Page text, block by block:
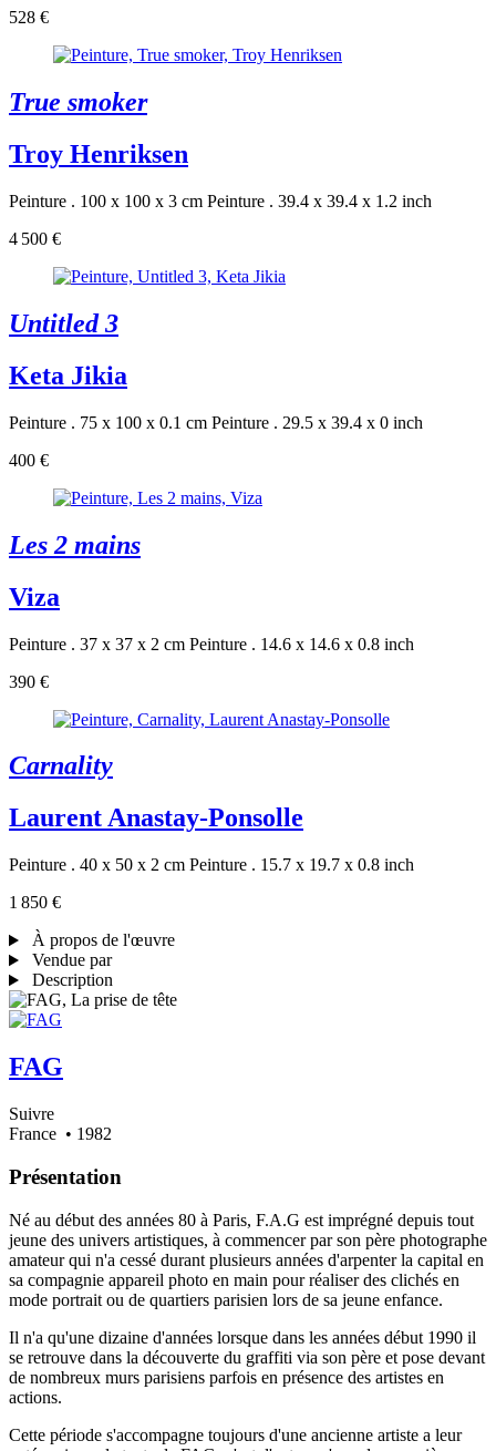
528 €
True smoker
Troy Henriksen
Peinture . 100 x 100 x 3 cm Peinture . 39.4 x 39.4 x 1.2 inch
4 500 €
Untitled 3
Keta Jikia
Peinture . 75 x 100 x 0.1 cm Peinture . 29.5 x 39.4 x 0 inch
400 €
Les 2 mains
Viza
Peinture . 37 x 37 x 2 cm Peinture . 14.6 x 14.6 x 0.8 inch
390 €
Carnality
Laurent Anastay-Ponsolle
Peinture . 40 x 50 x 2 cm Peinture . 15.7 x 19.7 x 0.8 inch
1 850 €
À propos de l'œuvre
Vendue par
Description
FAG
Suivre
France • 1982
Présentation
Né au début des années 80 à Paris, F.A.G est imprégné depuis tout
jeune des univers artistiques, à commencer par son père photographe
amateur qui n'a cessé durant plusieurs années d'arpenter la capital en
sa compagnie appareil photo en main pour réaliser des clichés en
mode portrait ou de quartiers parisien lors de sa jeune enfance.
Il n'a qu'une dizaine d'années lorsque dans les années début 1990 il
se retrouve dans la découverte du graffiti via son père et pose devant
de nombreux murs parisiens parfois en présence des artistes en
actions.
Cette période s'accompagne toujours d'une ancienne artiste a leur